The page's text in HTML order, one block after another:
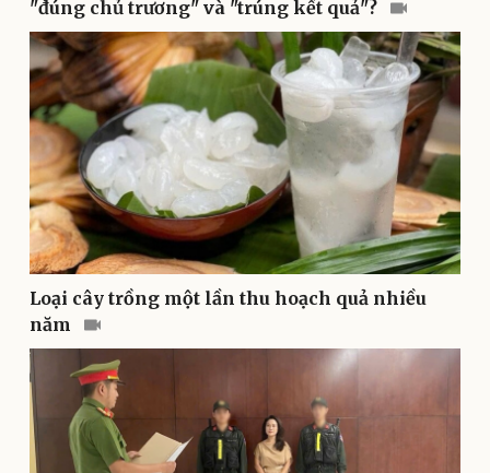
Sức khỏe
Dinh dưỡng - món ngon
Đời sống
Nhà đẹp
"đúng chủ trương" và "trúng kết quả"?
Loại cây trồng một lần thu hoạch quả nhiều
năm